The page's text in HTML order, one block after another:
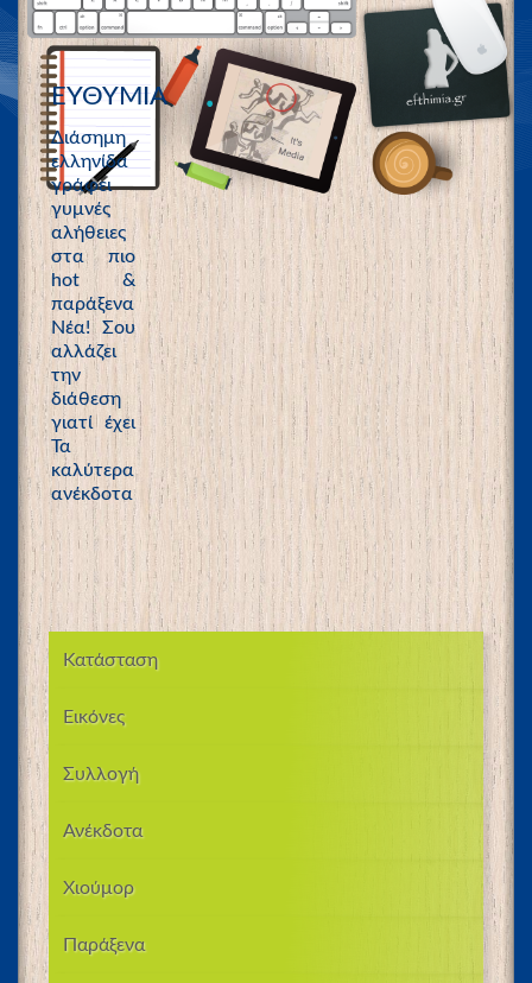
ΕΥΘΥΜΙΑ
Διάσημη
ελληνίδα
γράφει
γυμνές
αλήθειες
στα πιο
hot &
παράξενα
Νέα! Σου
αλλάζει
την
διάθεση
γιατί έχει
Τα
καλύτερα
ανέκδοτα
Κατάσταση
Εικόνες
Συλλογή
Ανέκδοτα
Χιούμορ
Παράξενα